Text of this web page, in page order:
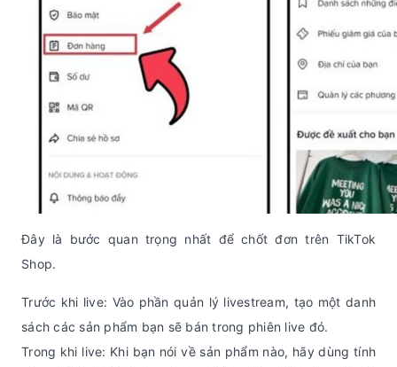
Đây là bước quan trọng nhất để chốt đơn trên TikTok
Shop.
Trước khi live: Vào phần quản lý livestream, tạo một danh
sách các sản phẩm bạn sẽ bán trong phiên live đó.
Trong khi live: Khi bạn nói về sản phẩm nào, hãy dùng tính